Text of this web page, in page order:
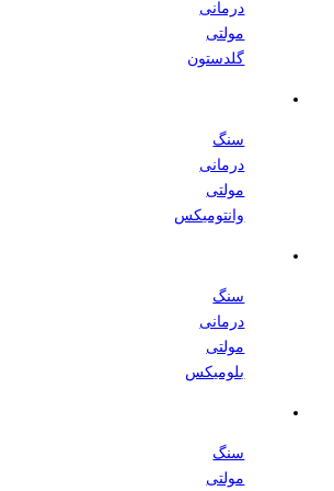
درمانی
مولتی
گلدستون
سنگ
درمانی
مولتی
وانتومیکس
سنگ
درمانی
مولتی
بلومیکس
سنگ
مولتی